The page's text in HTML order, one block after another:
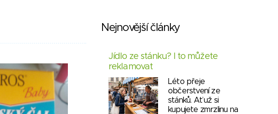
Nejnovější články
Jídlo ze stánku? I to můžete
reklamovat
Léto přeje
občerstvení ze
stánků. Ať už si
kupujete zmrzlinu na